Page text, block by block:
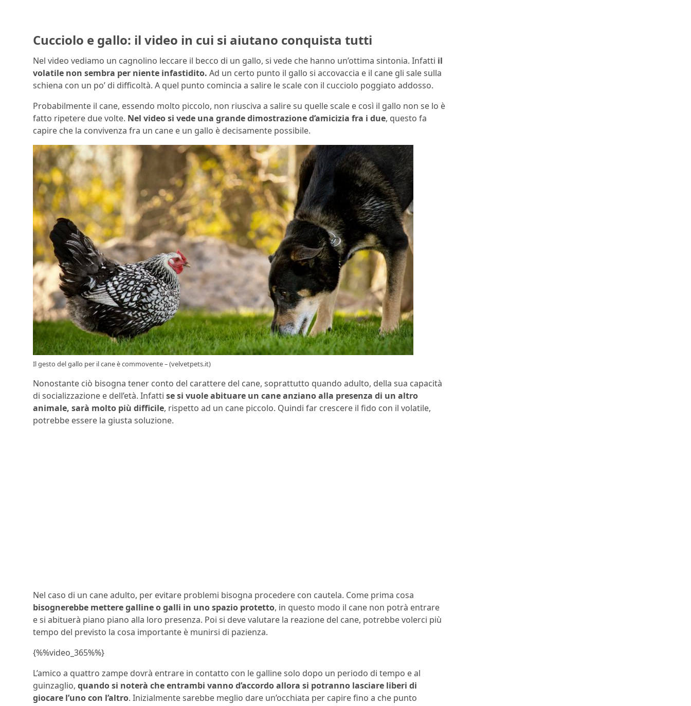
Cucciolo e gallo: il video in cui si aiutano conquista tutti
Nel video vediamo un cagnolino leccare il becco di un gallo, si vede che hanno un’ottima sintonia. Infatti il
volatile non sembra per niente infastidito. Ad un certo punto il gallo si accovaccia e il cane gli sale sulla
schiena con un po’ di difficoltà. A quel punto comincia a salire le scale con il cucciolo poggiato addosso.
Probabilmente il cane, essendo molto piccolo, non riusciva a salire su quelle scale e così il gallo non se lo è
fatto ripetere due volte. Nel video si vede una grande dimostrazione d’amicizia fra i due, questo fa
capire che la convivenza fra un cane e un gallo è decisamente possibile.
Il gesto del gallo per il cane è commovente – (velvetpets.it)
Nonostante ciò bisogna tener conto del carattere del cane, soprattutto quando adulto, della sua capacità
di socializzazione e dell’età. Infatti se si vuole abituare un cane anziano alla presenza di un altro
animale, sarà molto più difficile, rispetto ad un cane piccolo. Quindi far crescere il fido con il volatile,
potrebbe essere la giusta soluzione.
Nel caso di un cane adulto, per evitare problemi bisogna procedere con cautela. Come prima cosa
bisognerebbe mettere galline o galli in uno spazio protetto, in questo modo il cane non potrà entrare
e si abituerà piano piano alla loro presenza. Poi si deve valutare la reazione del cane, potrebbe volerci più
tempo del previsto la cosa importante è munirsi di pazienza.
{%%video_365%%}
L’amico a quattro zampe dovrà entrare in contatto con le galline solo dopo un periodo di tempo e al
guinzaglio, quando si noterà che entrambi vanno d’accordo allora si potranno lasciare liberi di
giocare l’uno con l’altro. Inizialmente sarebbe meglio dare un’occhiata per capire fino a che punto